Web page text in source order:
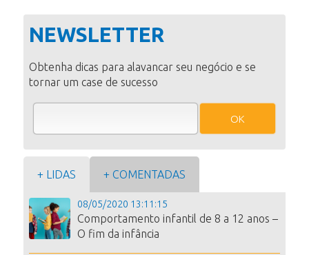
NEWSLETTER
Obtenha dicas para alavancar seu negócio e se
tornar um case de sucesso
OK
+ LIDAS + COMENTADAS
08/05/2020 13:11:15
Comportamento infantil de 8 a 12 anos –
O fim da infância